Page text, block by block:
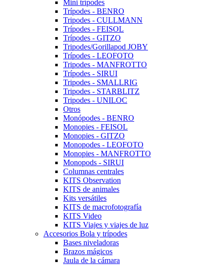
Mini trípodes
Trípodes - BENRO
Tripodes - CULLMANN
Trípodes - FEISOL
Trípodes - GITZO
Tripodes/Gorillapod JOBY
Trípodes - LEOFOTO
Tripodes - MANFROTTO
Trípodes - SIRUI
Tripodes - SMALLRIG
Tripodes - STARBLITZ
Tripodes - UNILOC
Otros
Monópodes - BENRO
Monopies - FEISOL
Monopies - GITZO
Monopodes - LEOFOTO
Monopies - MANFROTTO
Monopods - SIRUI
Columnas centrales
KITS Observation
KITS de animales
Kits versátiles
KITS de macrofotografía
KITS Video
KITS Viajes y viajes de luz
Accesorios Bola y trípodes
Bases niveladoras
Brazos mágicos
Jaula de la cámara